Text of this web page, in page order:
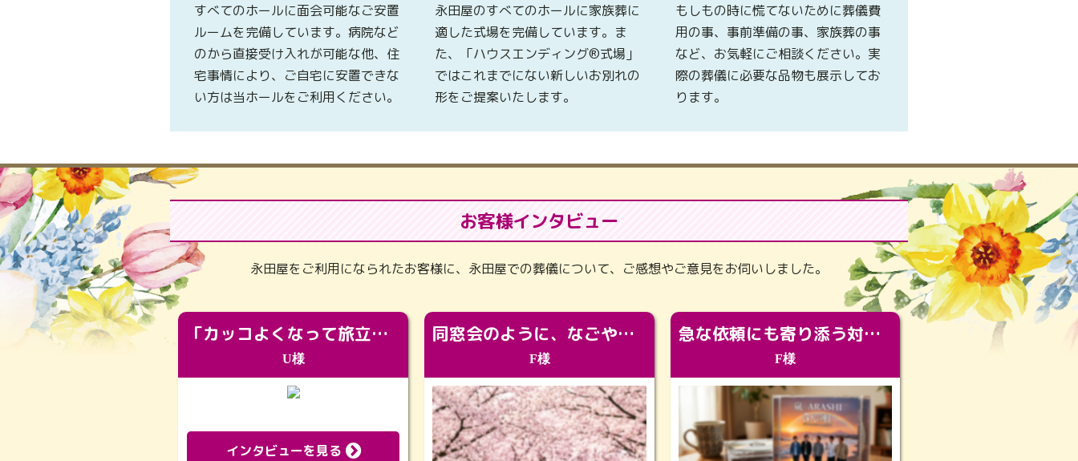
すべてのホールに面会可能なご安置
ルームを完備しています。病院など
のから直接受け入れが可能な他、住
宅事情により、ご自宅に安置できな
い方は当ホールをご利用ください。
永田屋のすべてのホールに家族葬に
適した式場を完備しています。ま
た、「ハウスエンディング®式場」
ではこれまでにない新しいお別れの
形をご提案いたします。
もしもの時に慌てないために葬儀費
用の事、事前準備の事、家族葬の事
など、お気軽にご相談ください。実
際の葬儀に必要な品物も展示してお
ります。
お客様インタビュー
永田屋をご利用になられたお客様に、永田屋での葬儀について、ご感想やご意見をお伺いしました。
「カッコよくなって旅立っていってくれました（笑）もっとカッコいいって言ってあげればよかったな」
U様
インタビューを見る
同窓会のように、なごやかに。92歳の旅立ちを彩った、再会と感謝の場
F様
急な依頼にも寄り添う対応。メモリアルコーナーで振り返る大切な日々
F様